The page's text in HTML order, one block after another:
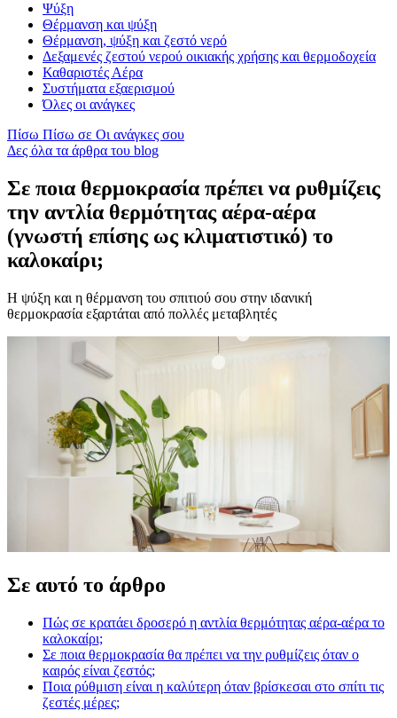
Ψύξη
Θέρμανση και ψύξη
Θέρμανση, ψύξη και ζεστό νερό
Δεξαμενές ζεστού νερού οικιακής χρήσης και θερμοδοχεία
Καθαριστές Αέρα
Συστήματα εξαερισμού
Όλες οι ανάγκες
Πίσω Πίσω σε Οι ανάγκες σου
Δες όλα τα άρθρα του blog
Σε ποια θερμοκρασία πρέπει να ρυθμίζεις
την αντλία θερμότητας αέρα-αέρα
(γνωστή επίσης ως κλιματιστικό) το
καλοκαίρι;
Η ψύξη και η θέρμανση του σπιτιού σου στην ιδανική
θερμοκρασία εξαρτάται από πολλές μεταβλητές
Σε αυτό το άρθρο
Πώς σε κρατάει δροσερό η αντλία θερμότητας αέρα-αέρα το
καλοκαίρι;
Σε ποια θερμοκρασία θα πρέπει να την ρυθμίζεις όταν ο
καιρός είναι ζεστός;
Ποια ρύθμιση είναι η καλύτερη όταν βρίσκεσαι στο σπίτι τις
ζεστές μέρες;